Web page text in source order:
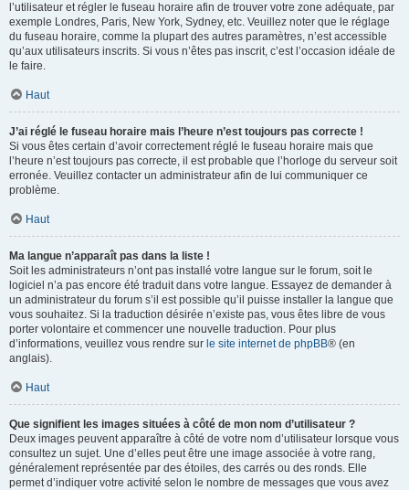
l’utilisateur et régler le fuseau horaire afin de trouver votre zone adéquate, par
exemple Londres, Paris, New York, Sydney, etc. Veuillez noter que le réglage
du fuseau horaire, comme la plupart des autres paramètres, n’est accessible
qu’aux utilisateurs inscrits. Si vous n’êtes pas inscrit, c’est l’occasion idéale de
le faire.
Haut
J’ai réglé le fuseau horaire mais l’heure n’est toujours pas correcte !
Si vous êtes certain d’avoir correctement réglé le fuseau horaire mais que
l’heure n’est toujours pas correcte, il est probable que l’horloge du serveur soit
erronée. Veuillez contacter un administrateur afin de lui communiquer ce
problème.
Haut
Ma langue n’apparaît pas dans la liste !
Soit les administrateurs n’ont pas installé votre langue sur le forum, soit le
logiciel n’a pas encore été traduit dans votre langue. Essayez de demander à
un administrateur du forum s’il est possible qu’il puisse installer la langue que
vous souhaitez. Si la traduction désirée n’existe pas, vous êtes libre de vous
porter volontaire et commencer une nouvelle traduction. Pour plus
d’informations, veuillez vous rendre sur le site internet de phpBB® (en
anglais).
Haut
Que signifient les images situées à côté de mon nom d’utilisateur ?
Deux images peuvent apparaître à côté de votre nom d’utilisateur lorsque vous
consultez un sujet. Une d’elles peut être une image associée à votre rang,
généralement représentée par des étoiles, des carrés ou des ronds. Elle
permet d’indiquer votre activité selon le nombre de messages que vous avez